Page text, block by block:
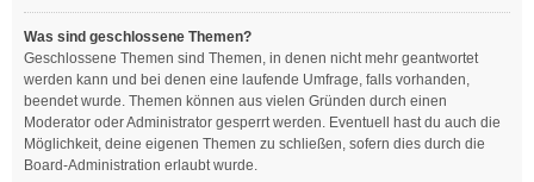
Was sind geschlossene Themen?
Geschlossene Themen sind Themen, in denen nicht mehr geantwortet
werden kann und bei denen eine laufende Umfrage, falls vorhanden,
beendet wurde. Themen können aus vielen Gründen durch einen
Moderator oder Administrator gesperrt werden. Eventuell hast du auch die
Möglichkeit, deine eigenen Themen zu schließen, sofern dies durch die
Board-Administration erlaubt wurde.